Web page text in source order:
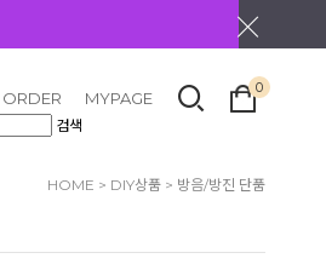
ORDER MYPAGE
0
검색
HOME > DIY상품 > 방음/방진 단품